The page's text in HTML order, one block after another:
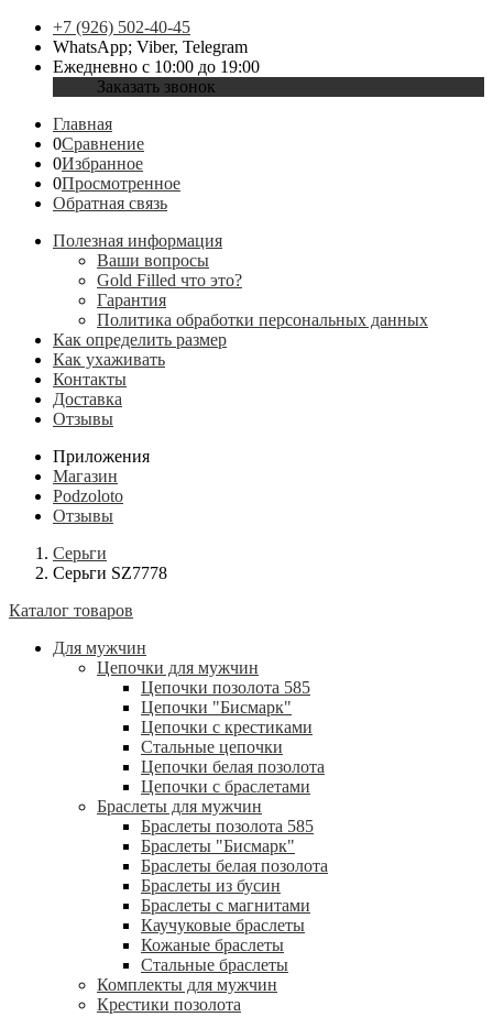
+7 (926) 502-40-45
WhatsApp; Viber, Telegram
Ежедневно с 10:00 до 19:00
Заказать звонок
Главная
0Сравнение
0Избранное
0Просмотренное
Обратная связь
Полезная информация
Ваши вопросы
Gold Filled что это?
Гарантия
Политика обработки персональных данных
Как определить размер
Как ухаживать
Контакты
Доставка
Отзывы
Приложения
Магазин
Podzoloto
Отзывы
Серьги
Серьги SZ7778
Каталог товаров
Для мужчин
Цепочки для мужчин
Цепочки позолота 585
Цепочки "Бисмарк"
Цепочки с крестиками
Стальные цепочки
Цепочки белая позолота
Цепочки с браслетами
Браслеты для мужчин
Браслеты позолота 585
Браслеты "Бисмарк"
Браслеты белая позолота
Браслеты из бусин
Браслеты с магнитами
Каучуковые браслеты
Кожаные браслеты
Стальные браслеты
Комплекты для мужчин
Крестики позолота